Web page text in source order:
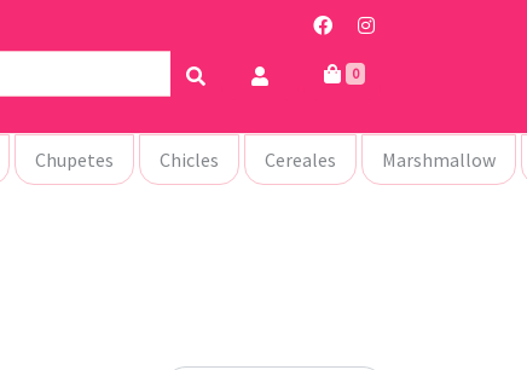
0
Chupetes Chicles Cereales Marshmallow